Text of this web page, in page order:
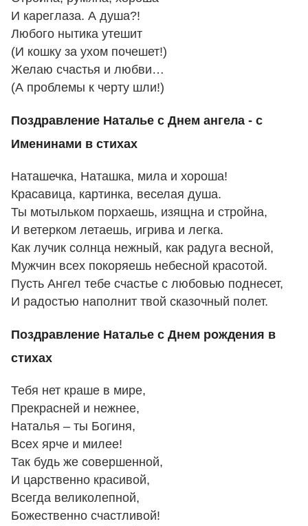
И кареглаза. А душа?!
Любого нытика утешит
(И кошку за ухом почешет!)
Желаю счастья и любви…
(А проблемы к черту шли!)
Поздравление Наталье с Днем ангела - с
Именинами в стихах
Наташечка, Наташка, мила и хороша!
Красавица, картинка, веселая душа.
Ты мотыльком порхаешь, изящна и стройна,
И ветерком летаешь, игрива и легка.
Как лучик солнца нежный, как радуга весной,
Мужчин всех покоряешь небесной красотой.
Пусть Ангел тебе счастье с любовью поднесет,
И радостью наполнит твой сказочный полет.
Поздравление Наталье с Днем рождения в
стихах
Тебя нет краше в мире,
Прекрасней и нежнее,
Наталья – ты Богиня,
Всех ярче и милее!
Так будь же совершенной,
И царственно красивой,
Всегда великолепной,
Божественно счастливой!